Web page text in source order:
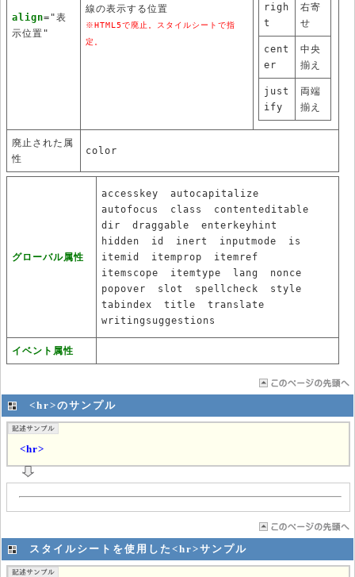
align="表
示位置"
線の表示する位置
※HTML5で廃止。スタイルシートで指
定。
righ
t
右寄
せ
cent
er
中央
揃え
just
ify
両端
揃え
廃止された属
性
color
グローバル属性
accesskey
autocapitalize
autofocus
class
contenteditable
dir
draggable
enterkeyhint
hidden
id inert inputmode
is
itemid
itemprop
itemref
itemscope
itemtype lang
nonce
popover
slot spellcheck
style
tabindex
title
translate
writingsuggestions
イベント属性
<hr>のサンプル
<hr>
スタイルシートを使用した<hr>サンプル